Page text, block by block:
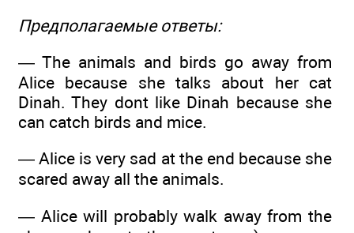
Предполагаемые ответы:
— The animals and birds go away from
Alice because she talks about her cat
Dinah. They dont like Dinah because she
can catch birds and mice.
— Alice is very sad at the end because she
scared away all the animals.
— Alice will probably walk away from the